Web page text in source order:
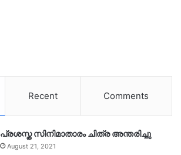
Recent Comments
പ്രശസ്ത സിനിമാതാരം ചിത്ര അന്തരിച്ചു
August 21, 2021